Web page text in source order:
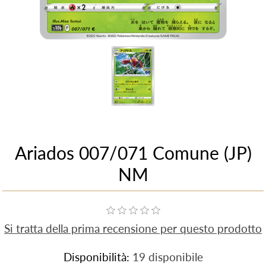
Ariados 007/071 Comune (JP)
NM
Si tratta della prima recensione per questo prodotto
Disponibilità: 19 disponibile